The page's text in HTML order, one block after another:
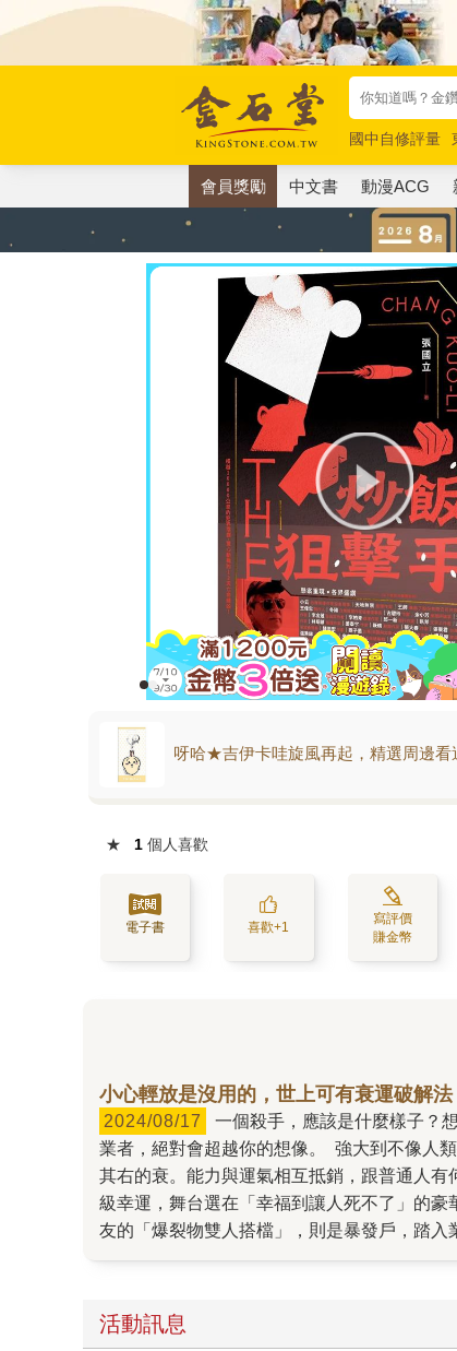
國中自修評量
唯紅花綻放
奧
會員獎勵 中文書 動漫ACG
呀哈★吉伊卡哇旋風再起，精選周邊看
★ 1 個人喜歡
電子書 喜歡+1
寫評價
賺金幣
小心輕放是沒用的，世上可有衰運破解
2024/08/17
一個殺手，應該是什麼樣子？想必這一秒你的腦海已浮現某些電影角色的形象。然而，在伊坂幸太郎最新長篇小說《777》中登場的十多名殺手／非法
業者，絕對會超越你的想像。 強大到不像人
其右的衰。能力與運氣相互抵銷，跟普通人
級幸運，舞台選在「幸福到讓人死不了」的
友的「爆裂物雙人搭檔」，則是暴發戶，踏
《蚱蜢》《瓢蟲》《螳螂》每一集的主角都
後，伊坂燃起繼續創作「瓢蟲」故事的熱情
活動訊息